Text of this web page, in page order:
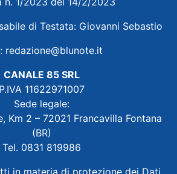
di Testata: Giovanni Sebastio
redazione@blunote.it
CANALE 85 SRL
P.IVA 11622971007
Sede legale:
Km 2 – 72021 Francavilla Fontana
(BR)
Tel. 0831 819986
in materia di protezione dei Dati